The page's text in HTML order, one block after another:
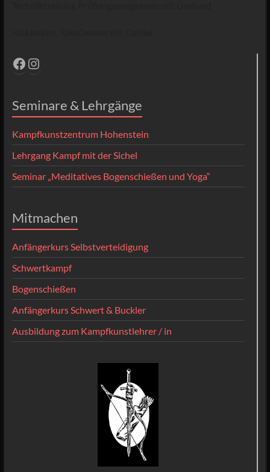
Facebook
Instagram
Seminare & Lehrgänge
Kampfkunstzentrum Hohenstein
Lehrgang Kampf mit der Sichel
Seminar „Meditatives Bogenschießen und Yoga“
Mitmachen
Anfängerkurs Selbstverteidigung
Schwertkampf
Bogenschießen
Anfängerkurs Schwert & Buckler
Ausbildung zum Kampfkunstlehrer / in